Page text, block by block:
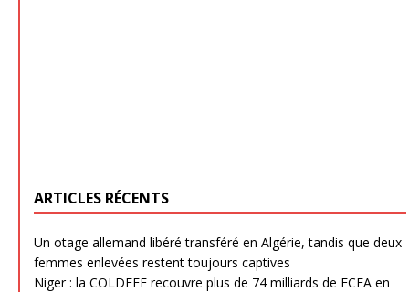
ARTICLES RÉCENTS
Un otage allemand libéré transféré en Algérie, tandis que deux
femmes enlevées restent toujours captives
Niger : la COLDEFF recouvre plus de 74 milliards de FCFA en